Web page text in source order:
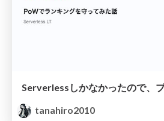
tanahiro2010